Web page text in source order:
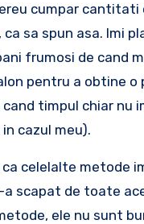
cumpar cantitati
sa spun asa. Imi
frumosi de cand
pentru a obtine o
timpul chiar nu
cazul meu).
celelalte metode
scapat de toate
ele nu sunt